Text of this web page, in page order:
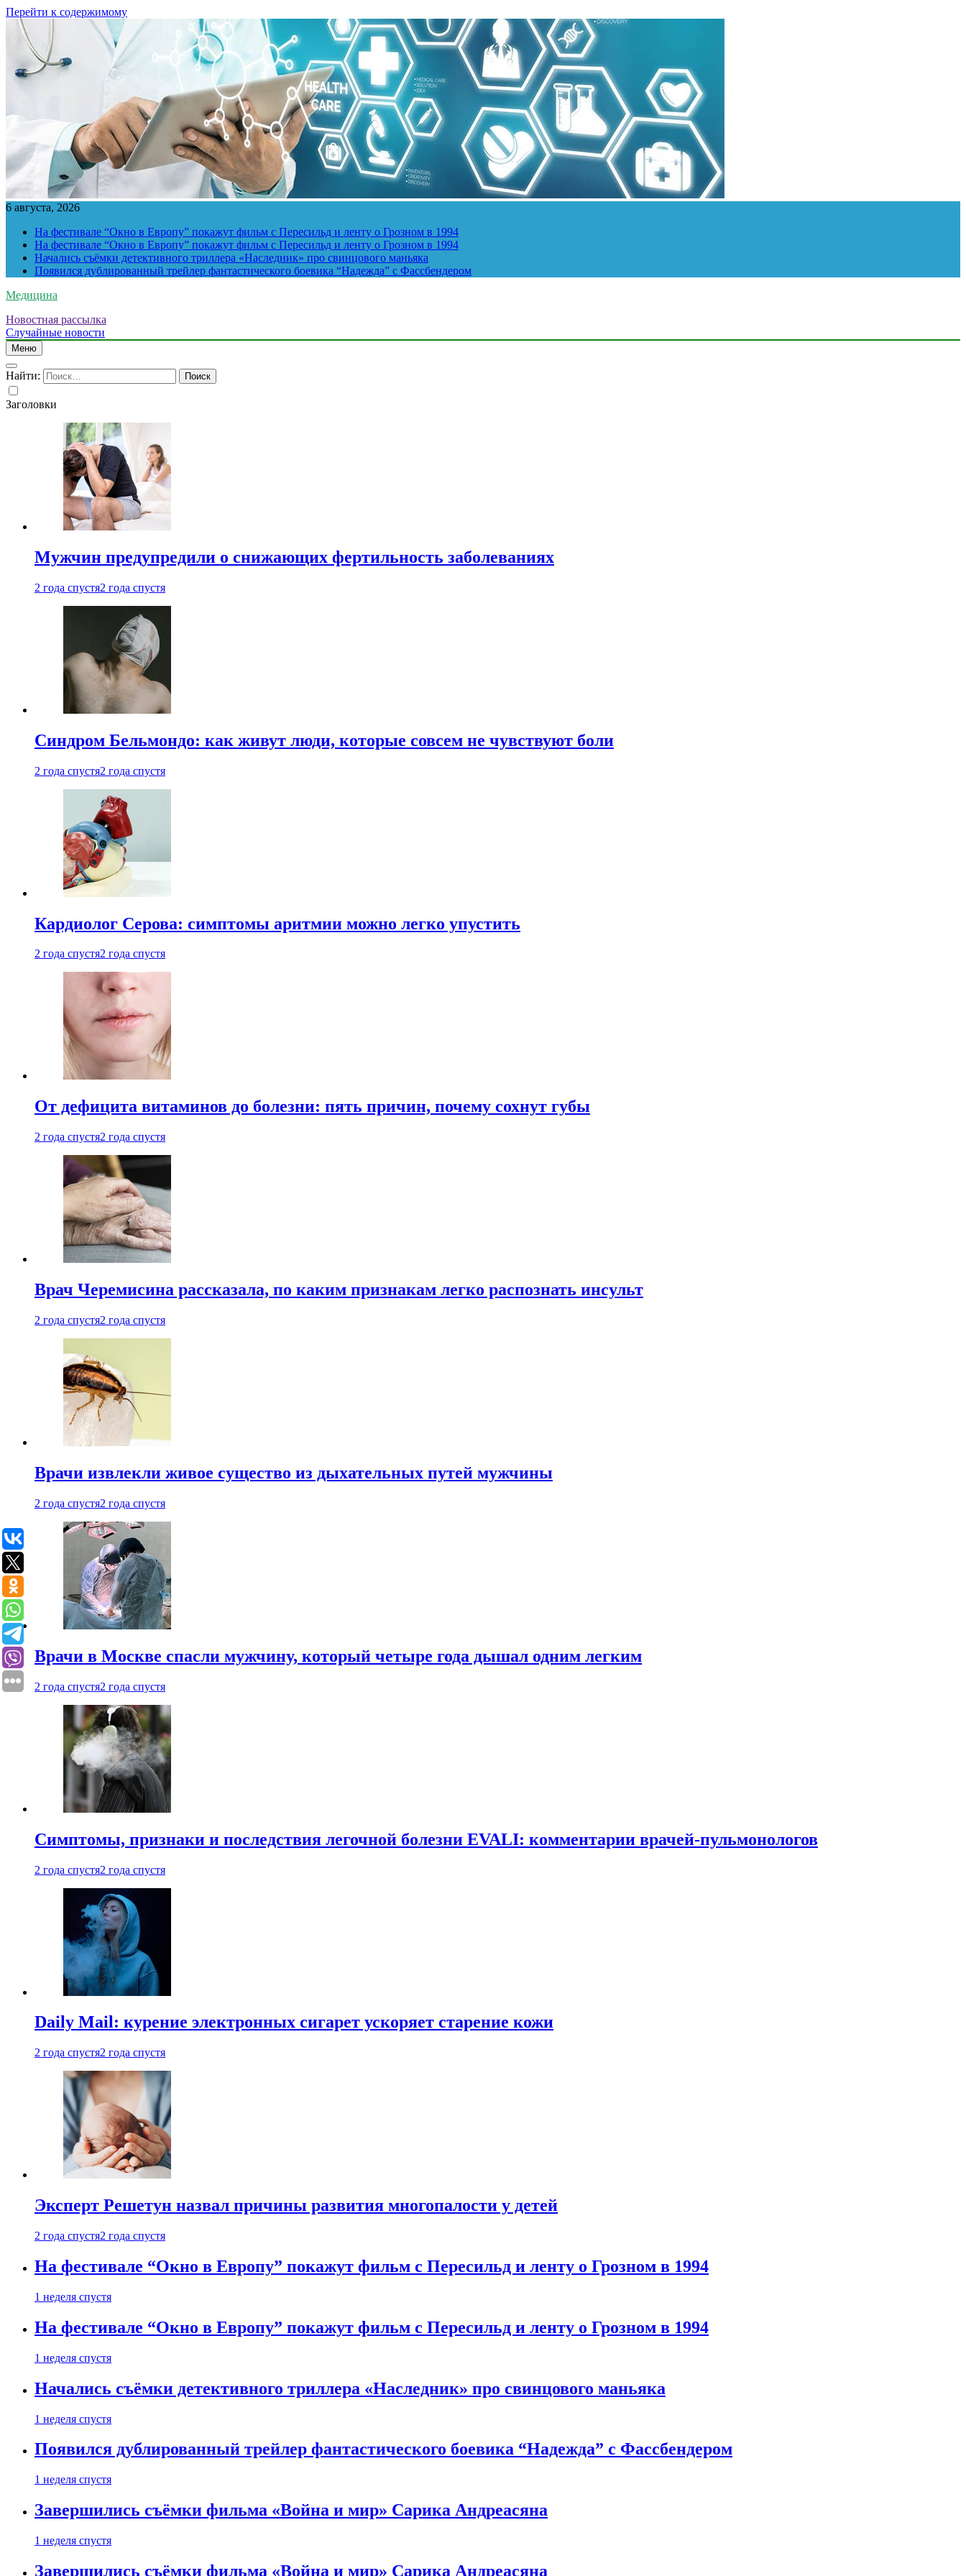
Перейти к содержимому
6 августа, 2026
На фестивале “Окно в Европу” покажут фильм с Пересильд и ленту о Грозном в 1994
На фестивале “Окно в Европу” покажут фильм с Пересильд и ленту о Грозном в 1994
Начались съёмки детективного триллера «Наследник» про свинцового маньяка
Появился дублированный трейлер фантастического боевика “Надежда” с Фассбендером
Медицина
Новостная рассылка
Случайные новости
Меню
Найти:
Заголовки
Мужчин предупредили о снижающих фертильность заболеваниях
2 года спустя2 года спустя
Синдром Бельмондо: как живут люди, которые совсем не чувствуют боли
2 года спустя2 года спустя
Кардиолог Серова: симптомы аритмии можно легко упустить
2 года спустя2 года спустя
От дефицита витаминов до болезни: пять причин, почему сохнут губы
2 года спустя2 года спустя
Врач Черемисина рассказала, по каким признакам легко распознать инсульт
2 года спустя2 года спустя
Врачи извлекли живое существо из дыхательных путей мужчины
2 года спустя2 года спустя
Врачи в Москве спасли мужчину, который четыре года дышал одним легким
2 года спустя2 года спустя
Симптомы, признаки и последствия легочной болезни EVALI: комментарии врачей-пульмонологов
2 года спустя2 года спустя
Daily Mail: курение электронных сигарет ускоряет старение кожи
2 года спустя2 года спустя
Эксперт Решетун назвал причины развития многопалости у детей
2 года спустя2 года спустя
На фестивале “Окно в Европу” покажут фильм с Пересильд и ленту о Грозном в 1994
1 неделя спустя
На фестивале “Окно в Европу” покажут фильм с Пересильд и ленту о Грозном в 1994
1 неделя спустя
Начались съёмки детективного триллера «Наследник» про свинцового маньяка
1 неделя спустя
Появился дублированный трейлер фантастического боевика “Надежда” с Фассбендером
1 неделя спустя
Завершились съёмки фильма «Война и мир» Сарика Андреасяна
1 неделя спустя
Завершились съёмки фильма «Война и мир» Сарика Андреасяна